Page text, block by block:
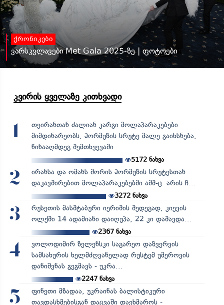
ქრონიკები
ვარსკვლავები Met Gala 2025-ზე | ფოტოები
კვირის ყველაზე კითხვადი
1
თეირანთან ძალიან კარგი მოლაპარაკებები
მიმდინარეობს, ჰორმუზის სრუტე მალე გაიხსნება,
წინააღმდეგ შემთხვევაში...
5172 ნახვა
2
ირანსა და ომანს შორის ჰორმუზის სრუტესთან
დაკავშირებით მოლაპარაკებებში აშშ-ც არის ჩ...
3272ნახვა
3
რუსეთის მასშტაბური იერიშის შედეგად, კიევის
ოლქში 14 ადამიანი დაიღუპა, 22 კი დაშავდა...
2367ნახვა
4
ვოლოდიმირ ზელენსკი საგარეო დაზვერვის
სამსახურის ხელმძღვანელად რუსტემ უმეროვის
დანიშვნას გეგმავს - უკრა...
2247ნახვა
5
ფინეთი მზადაა, უკრაინას ბალისტიკური
თავდასხმებისგან დაცვაში დაეხმაროს -